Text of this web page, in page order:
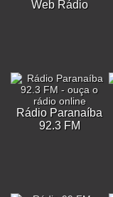
Web Rádio
Rádio Paranaíba
92.3 FM